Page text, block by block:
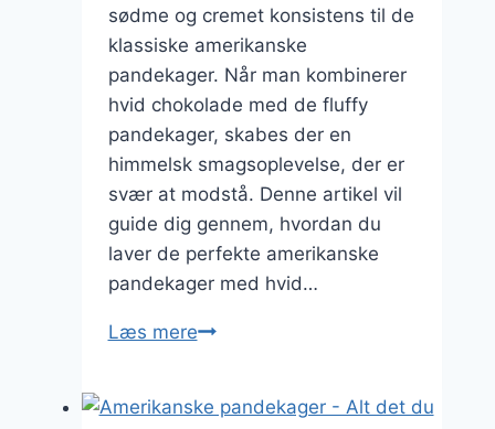
sødme og cremet konsistens til de
klassiske amerikanske
pandekager. Når man kombinerer
hvid chokolade med de fluffy
pandekager, skabes der en
himmelsk smagsoplevelse, der er
svær at modstå. Denne artikel vil
guide dig gennem, hvordan du
laver de perfekte amerikanske
pandekager med hvid…
Læs mereHvid
de